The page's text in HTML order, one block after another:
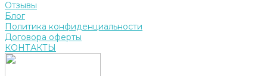
Отзывы
Блог
Политика конфиденциальности
Договора оферты
КОНТАКТЫ